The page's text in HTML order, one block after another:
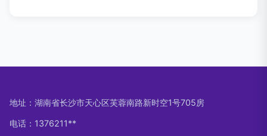
地址：湖南省长沙市天心区芙蓉南路新时空1号705房
电话：1376211**